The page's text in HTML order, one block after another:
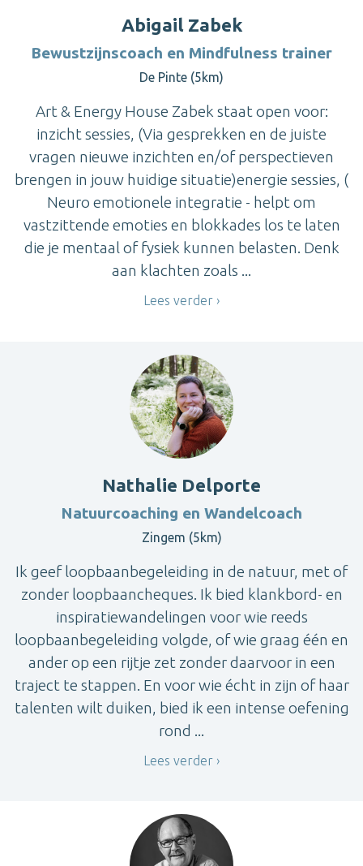
Abigail Zabek
Bewustzijnscoach en Mindfulness trainer
De Pinte (5km)
Art & Energy House Zabek staat open voor:
inzicht sessies, (Via gesprekken en de juiste
vragen nieuwe inzichten en/of perspectieven
brengen in jouw huidige situatie)energie sessies, (
Neuro emotionele integratie - helpt om
vastzittende emoties en blokkades los te laten
die je mentaal of fysiek kunnen belasten. Denk
aan klachten zoals ...
Lees verder
Nathalie Delporte
Natuurcoaching en Wandelcoach
Zingem (5km)
Ik geef loopbaanbegeleiding in de natuur, met of
zonder loopbaancheques. Ik bied klankbord- en
inspiratiewandelingen voor wie reeds
loopbaanbegeleiding volgde, of wie graag één en
ander op een rijtje zet zonder daarvoor in een
traject te stappen. En voor wie écht in zijn of haar
talenten wilt duiken, bied ik een intense oefening
rond ...
Lees verder